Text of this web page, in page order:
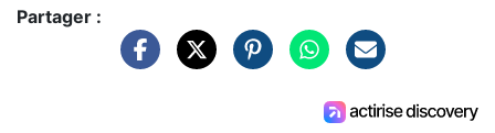
Partager :